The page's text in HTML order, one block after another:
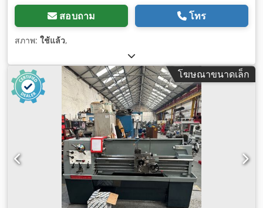
สอบถาม โทร
สภาพ: ใช้แล้ว,
โฆษณาขนาดเล็ก